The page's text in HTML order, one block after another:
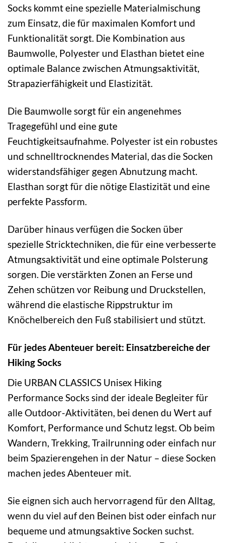
Socks kommt eine spezielle Materialmischung
zum Einsatz, die für maximalen Komfort und
Funktionalität sorgt. Die Kombination aus
Baumwolle, Polyester und Elasthan bietet eine
optimale Balance zwischen Atmungsaktivität,
Strapazierfähigkeit und Elastizität.
Die Baumwolle sorgt für ein angenehmes
Tragegefühl und eine gute
Feuchtigkeitsaufnahme. Polyester ist ein robustes
und schnelltrocknendes Material, das die Socken
widerstandsfähiger gegen Abnutzung macht.
Elasthan sorgt für die nötige Elastizität und eine
perfekte Passform.
Darüber hinaus verfügen die Socken über
spezielle Stricktechniken, die für eine verbesserte
Atmungsaktivität und eine optimale Polsterung
sorgen. Die verstärkten Zonen an Ferse und
Zehen schützen vor Reibung und Druckstellen,
während die elastische Rippstruktur im
Knöchelbereich den Fuß stabilisiert und stützt.
Für jedes Abenteuer bereit: Einsatzbereiche der
Hiking Socks
Die URBAN CLASSICS Unisex Hiking
Performance Socks sind der ideale Begleiter für
alle Outdoor-Aktivitäten, bei denen du Wert auf
Komfort, Performance und Schutz legst. Ob beim
Wandern, Trekking, Trailrunning oder einfach nur
beim Spazierengehen in der Natur – diese Socken
machen jedes Abenteuer mit.
Sie eignen sich auch hervorragend für den Alltag,
wenn du viel auf den Beinen bist oder einfach nur
bequeme und atmungsaktive Socken suchst.